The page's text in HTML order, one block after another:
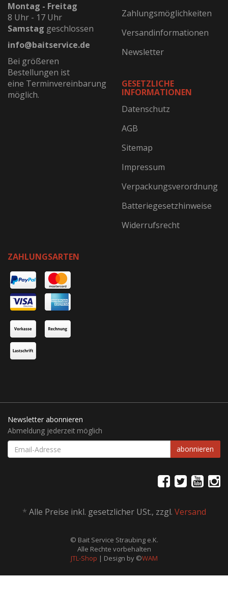
Montag - Freitag
8 Uhr - 17 Uhr
Samstag geschlossen
info@baitservice.de
Bei größeren
Bestellungen ist
eine Terminvereinbarung
möglich.
Zahlungsmöglichkeiten
Versandinformationen
Newsletter
GESETZLICHE
INFORMATIONEN
Datenschutz
AGB
Sitemap
Impressum
Verpackungsverordnung
Batteriegesetzhinweise
Widerrufsrecht
ZAHLUNGSARTEN
Newsletter abonnieren
Abmeldung jederzeit möglich
EMAIL-
ADRESSE
abonnieren
* Alle Preise inkl. gesetzlicher USt., zzgl. Versand
© Bait Service Straubing e.K.
Alle Rechte vorbehalten
JTL-Shop | Design by ©WAM